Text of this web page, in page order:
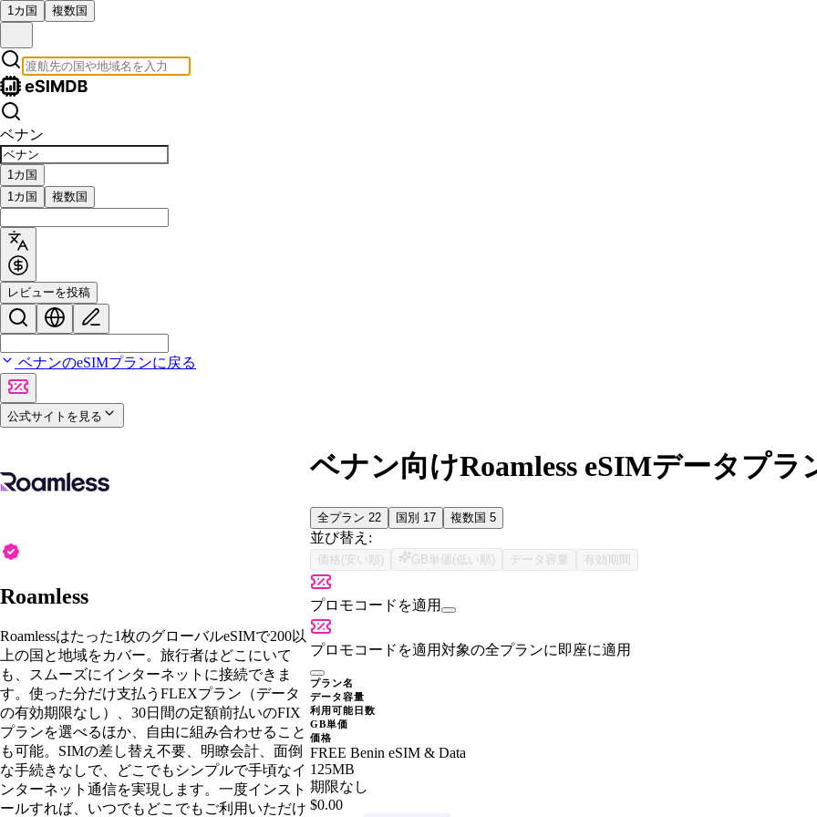
1カ国 複数国
ベナン
1カ国
1カ国
複数国
レビューを投稿
ベナンのeSIMプランに戻る
公式サイトを見る
Roamless
Roamlessはたった1枚のグローバルeSIMで200以
上の国と地域をカバー。旅行者はどこにいて
も、スムーズにインターネットに接続できま
す。使った分だけ支払うFLEXプラン（データ
の有効期限なし）、30日間の定額前払いのFIX
プランを選べるほか、自由に組み合わせること
も可能。SIMの差し替え不要、明瞭会計、面倒
な手続きなしで、どこでもシンプルで手頃なイ
ンターネット通信を実現します。一度インスト
ールすれば、いつでもどこでもご利用いただけ
ベナン向けRoamless eSIMデータプラ
全プラン 22 国別 17 複数国 5
並び替え:
価格(安い順) GB単価(低い順) データ容量 有効期間
プロモコードを適用
プロモコードを適用対象の全プランに即座に適用
プラン名
データ容量
利用可能日数
GB単価
価格
FREE Benin eSIM & Data
125MB
期限なし
$0.00